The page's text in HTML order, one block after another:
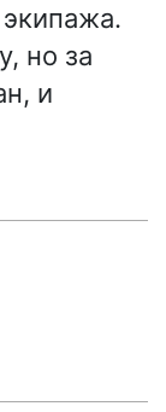
но за
и